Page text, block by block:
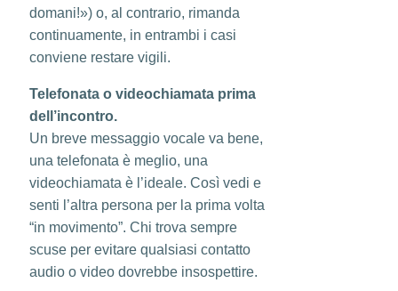
domani!») o, al contrario, rimanda
continuamente, in entrambi i casi
conviene restare vigili.
Telefonata o videochiamata prima
dell’incontro.
Un breve messaggio vocale va bene,
una telefonata è meglio, una
videochiamata è l’ideale. Così vedi e
senti l’altra persona per la prima volta
“in movimento”. Chi trova sempre
scuse per evitare qualsiasi contatto
audio o video dovrebbe insospettire.